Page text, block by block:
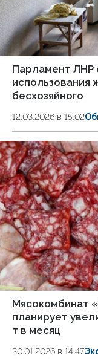
Парламент ЛНР
использования
бесхозяйного
12.03.2026 в 15:02
Мясокомбинат
планирует
т в месяц
30.01.2026 в 14:47